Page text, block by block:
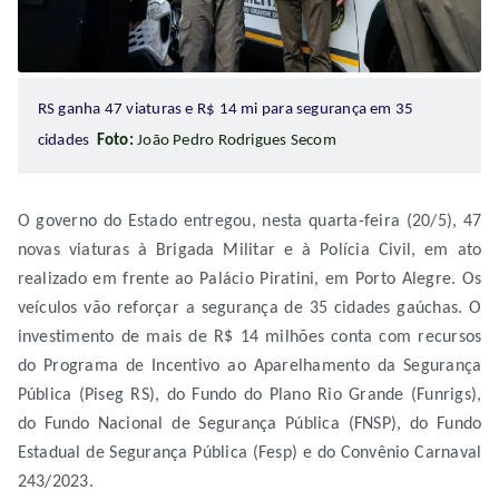
RS ganha 47 viaturas e R$ 14 mi para segurança em 35
cidades Foto: João Pedro Rodrigues Secom
O governo do Estado entregou, nesta quarta-feira (20/5), 47
novas viaturas à Brigada Militar e à Polícia Civil, em ato
realizado em frente ao Palácio Piratini, em Porto Alegre. Os
veículos vão reforçar a segurança de 35 cidades gaúchas. O
investimento de mais de R$ 14 milhões conta com recursos
do Programa de Incentivo ao Aparelhamento da Segurança
Pública (Piseg RS), do Fundo do Plano Rio Grande (Funrigs),
do Fundo Nacional de Segurança Pública (FNSP), do Fundo
Estadual de Segurança Pública (Fesp) e do Convênio Carnaval
243/2023.